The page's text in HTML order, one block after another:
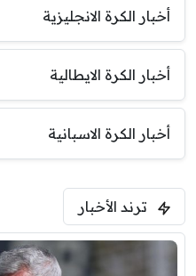
أخبار الكرة الانجليزية
أخبار الكرة الايطالية
أخبار الكرة الاسبانية
ترند الأخبار